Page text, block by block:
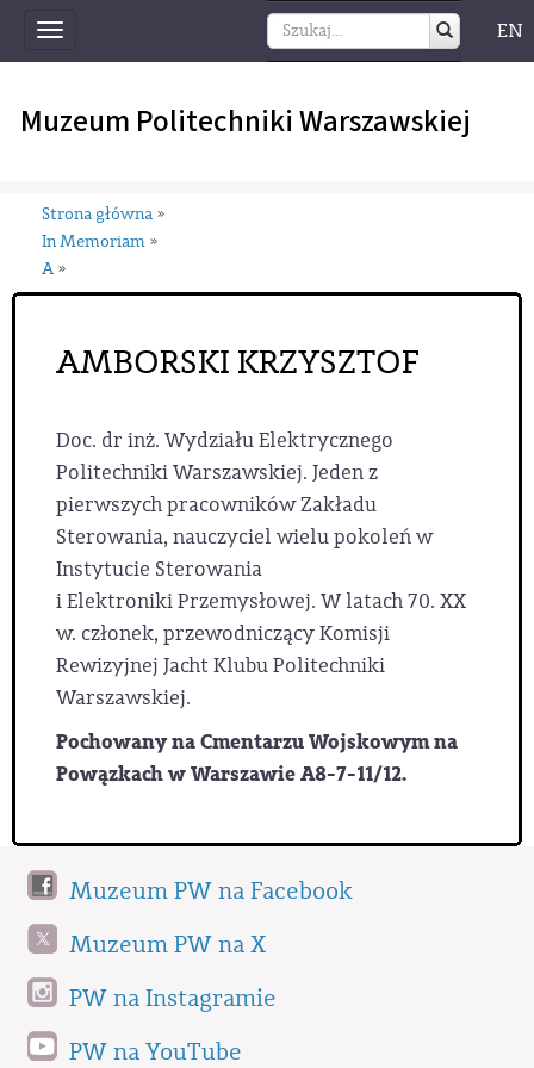
Toggle
navigation
EN
Muzeum Politechniki Warszawskiej
Strona główna »
In Memoriam »
A »
AMBORSKI KRZYSZTOF
Doc. dr inż. Wydziału Elektrycznego
Politechniki Warszawskiej. Jeden z
pierwszych pracowników Zakładu
Sterowania, nauczyciel wielu pokoleń w
Instytucie Sterowania
i Elektroniki Przemysłowej. W latach 70. XX
w. członek, przewodniczący Komisji
Rewizyjnej Jacht Klubu Politechniki
Warszawskiej.
Pochowany na Cmentarzu Wojskowym na
Powązkach w Warszawie A8-7-11/12.
Muzeum PW na Facebook
Muzeum PW na X
PW na Instagramie
PW na YouTube